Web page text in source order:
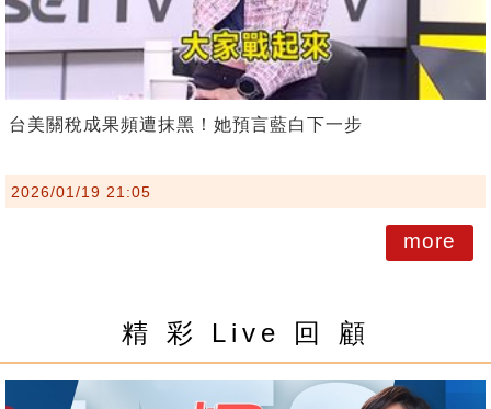
台美關稅成果頻遭抹黑！她預言藍白下一步
2026/01/19 21:05
more
精 彩 Live 回 顧